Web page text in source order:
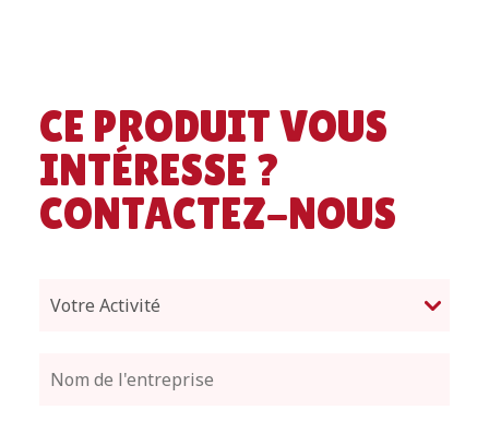
CE PRODUIT VOUS
INTÉRESSE ?
CONTACTEZ-NOUS